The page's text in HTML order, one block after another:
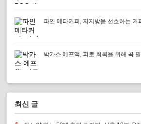
파인 메타커피, 저지방을 선호하는 커
박카스 에프액, 피로 회복을 위해 꼭
최신 글